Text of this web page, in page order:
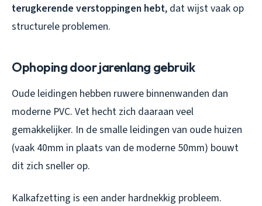
terugkerende verstoppingen hebt, dat wijst vaak op
structurele problemen.
Ophoping door jarenlang gebruik
Oude leidingen hebben ruwere binnenwanden dan
moderne PVC. Vet hecht zich daaraan veel
gemakkelijker. In de smalle leidingen van oude huizen
(vaak 40mm in plaats van de moderne 50mm) bouwt
dit zich sneller op.
Kalkafzetting is een ander hardnekkig probleem.